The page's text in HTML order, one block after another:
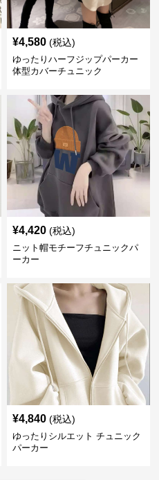
¥4,580 (税込)
ゆったりハーフジップパーカー
体型カバーチュニック
¥4,420 (税込)
ニット帽モチーフチュニックパ
ーカー
¥4,840 (税込)
ゆったりシルエット チュニック
パーカー